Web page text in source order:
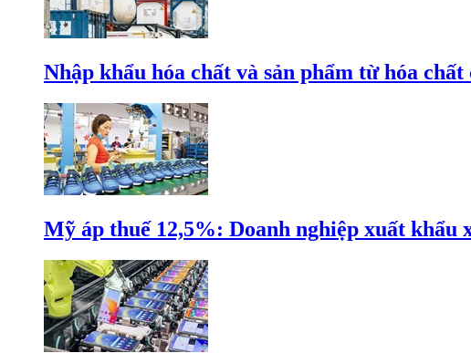
Nhập khẩu hóa chất và sản phẩm từ hóa
Mỹ áp thuế 12,5%: Doanh nghiệp xuất